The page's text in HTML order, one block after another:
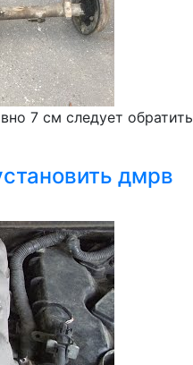
7 см следует обратить
дмрв